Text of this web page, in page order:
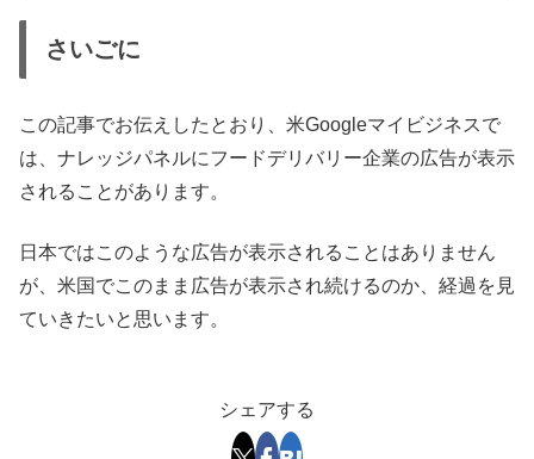
さいごに
この記事でお伝えしたとおり、米Googleマイビジネスで
は、ナレッジパネルにフードデリバリー企業の広告が表示
されることがあります。
日本ではこのような広告が表示されることはありません
が、米国でこのまま広告が表示され続けるのか、経過を見
ていきたいと思います。
シェアする